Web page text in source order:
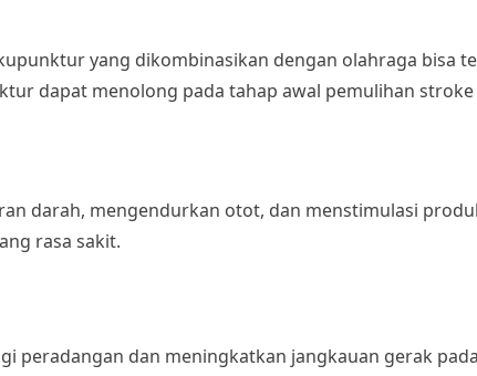
yang dikombinasikan dengan olahraga bisa
dapat menolong pada tahap awal pemulihan
darah, mengendurkan otot, dan menstimulasi
rasa sakit.
peradangan dan meningkatkan jangkauan gerak